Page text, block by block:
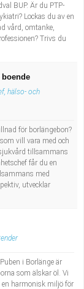
BUP. Är du PTP-
Lockas du av en
vård, omtanke,
Trivs du
hälso- och
för borlängebon?
vill vara med och
tillsammans
får du en
med
utvecklar
i Borlänge är
som älskar öl. Vi
harmonisk miljö för